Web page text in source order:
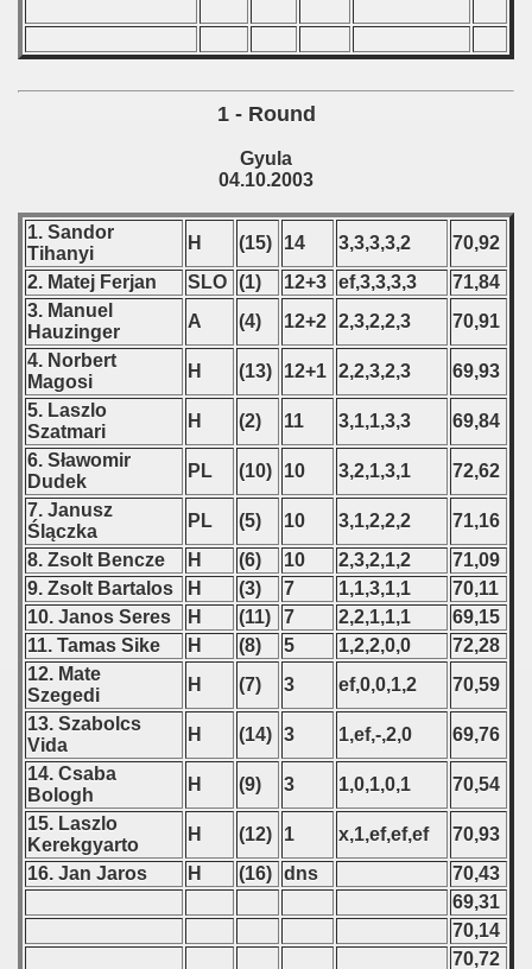
1 - Round
Gyula
04.10.2003
1. Sandor
Tihanyi
H (15) 14 3,3,3,3,2
70,92
2. Matej Ferjan
SLO (1) 12+3 ef,3,3,3,3
71,84
3. Manuel
Hauzinger
A (4) 12+2 2,3,2,2,3
70,91
4. Norbert
Magosi
H (13) 12+1 2,2,3,2,3
69,93
5. Laszlo
Szatmari
H (2) 11 3,1,1,3,3
69,84
6. Sławomir
Dudek
PL (10) 10 3,2,1,3,1
72,62
7. Janusz
Ślączka
PL (5) 10 3,1,2,2,2
71,16
8. Zsolt Bencze
H (6) 10 2,3,2,1,2
71,09
9. Zsolt Bartalos
H (3) 7 1,1,3,1,1
70,11
10. Janos Seres
H (11) 7 2,2,1,1,1
69,15
11. Tamas Sike
H (8) 5 1,2,2,0,0
72,28
12. Mate
Szegedi
H (7) 3 ef,0,0,1,2
70,59
13. Szabolcs
Vida
H (14) 3 1,ef,-,2,0
69,76
14. Csaba
Bologh
H (9) 3 1,0,1,0,1
70,54
15. Laszlo
Kerekgyarto
H (12) 1 x,1,ef,ef,ef
70,93
16. Jan Jaros
H (16) dns
70,43
69,31
70,14
70,72
- 2015
- 2019
- 2020
- 2021
- 2022
- 2023
- 2024
- 2025
classe